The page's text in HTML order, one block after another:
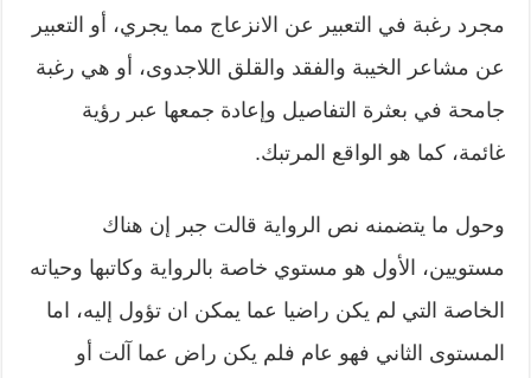
مجرد رغبة في التعبير عن الانزعاج مما يجري، أو التعبير
عن مشاعر الخيبة والفقد والقلق اللاجدوى، أو هي رغبة
جامحة في بعثرة التفاصيل وإعادة جمعها عبر رؤية
غائمة، كما هو الواقع المرتبك.
وحول ما يتضمنه نص الرواية قالت جبر إن هناك
مستويين، الأول هو مستوي خاصة بالرواية وكاتبها وحياته
الخاصة التي لم يكن راضيا عما يمكن ان تؤول إليه، اما
المستوى الثاني فهو عام فلم يكن راض عما آلت أو